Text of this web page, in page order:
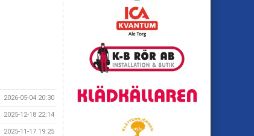
2026-05-04 20:30
2025-12-18 22:14
2025-11-17 19:25